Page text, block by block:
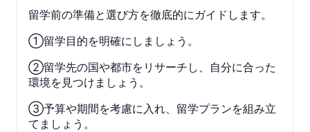
留学前の準備と選び方を徹底的にガイドします。
①留学目的を明確にしましょう。
②留学先の国や都市をリサーチし、自分に合った
環境を見つけましょう。
③予算や期間を考慮に入れ、留学プランを組み立
てましょう。